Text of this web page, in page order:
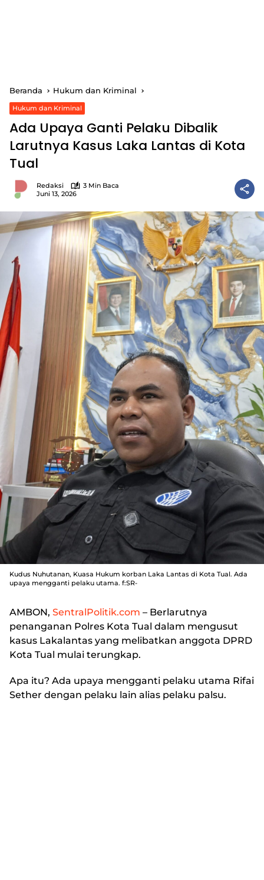
Beranda Hukum dan Kriminal
Hukum dan Kriminal
Ada Upaya Ganti Pelaku Dibalik
Larutnya Kasus Laka Lantas di Kota
Tual
Redaksi
3 Min Baca
Juni 13, 2026
Kudus Nuhutanan, Kuasa Hukum korban Laka Lantas di Kota Tual. Ada
upaya mengganti pelaku utama. f:SR-
AMBON, SentralPolitik.com – Berlarutnya
penanganan Polres Kota Tual dalam mengusut
kasus Lakalantas yang melibatkan anggota DPRD
Kota Tual mulai terungkap.
Apa itu? Ada upaya mengganti pelaku utama Rifai
Sether dengan pelaku lain alias pelaku palsu.